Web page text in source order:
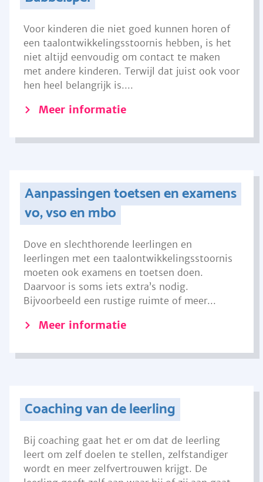
Voor kinderen die niet goed kunnen horen of
een taalontwikkelingsstoornis hebben, is het
niet altijd eenvoudig om contact te maken
met andere kinderen. Terwijl dat juist ook voor
hen heel belangrijk is....
Meer informatie
Aanpassingen toetsen en examens
vo, vso en mbo
Dove en slechthorende leerlingen en
leerlingen met een taalontwikkelingsstoornis
moeten ook examens en toetsen doen.
Daarvoor is soms iets extra’s nodig.
Bijvoorbeeld een rustige ruimte of meer...
Meer informatie
Coaching van de leerling
Bij coaching gaat het er om dat de leerling
leert om zelf doelen te stellen, zelfstandiger
wordt en meer zelfvertrouwen krijgt. De